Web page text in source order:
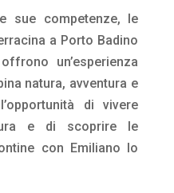
sue competenze, le
a Porto Badino
un’esperienza
natura, avventura e
di vivere
e di scoprire le
con Emiliano lo